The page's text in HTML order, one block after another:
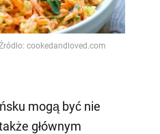
cookedandloved.com
mogą być nie
głównym